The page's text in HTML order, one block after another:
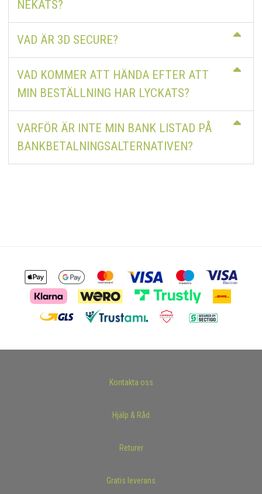
NEKATS?
VAD ÄR 3D SECURE?
VAD KOMMER ATT HÄNDA EFTER ATT
MIN BESTÄLLNING HAR LYCKATS?
VARFÖR ÄR INTE MIN BANK LISTAD PÅ
BANKBETALNINGSALTERNATIVEN?
Kontakta oss
Hjälp & Råd
Returer
Gratis leverans